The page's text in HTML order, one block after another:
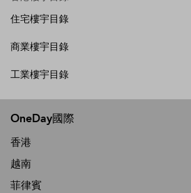
住宅樓宇目錄
商業樓宇目錄
工業樓宇目錄
OneDay國際
香港
越南
菲律賓